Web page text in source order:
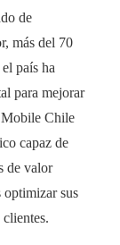
de
más del 70
país ha
para mejorar
Mobile Chile
capaz de
de valor
optimizar sus